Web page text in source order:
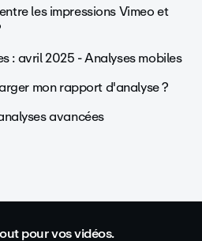
les impressions Vimeo et
: avril 2025 - Analyses mobiles
mon rapport d'analyse ?
avancées
pour vos vidéos.